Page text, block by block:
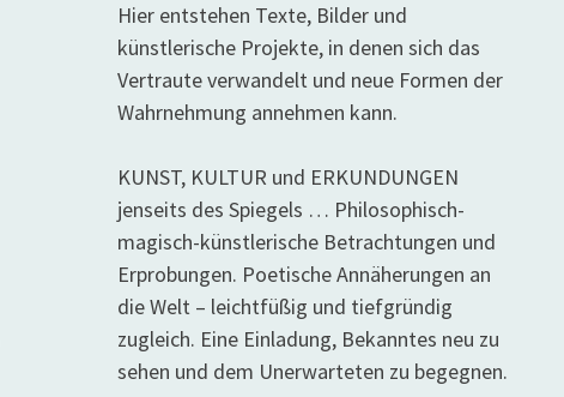
Hier entstehen Texte, Bilder und
künstlerische Projekte, in denen sich das
Vertraute verwandelt und neue Formen der
Wahrnehmung annehmen kann.
KUNST, KULTUR und ERKUNDUNGEN
jenseits des Spiegels … Philosophisch-
magisch-künstlerische Betrachtungen und
Erprobungen. Poetische Annäherungen an
die Welt – leichtfüßig und tiefgründig
zugleich. Eine Einladung, Bekanntes neu zu
sehen und dem Unerwarteten zu begegnen.